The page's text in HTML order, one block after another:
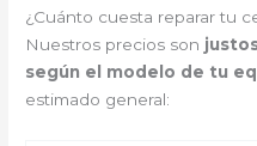
¿Cuánto cuesta reparar tu
Nuestros precios son
según el modelo de tu
estimado general: